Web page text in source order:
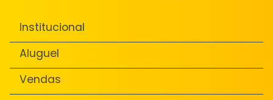
Institucional
Aluguel
Vendas